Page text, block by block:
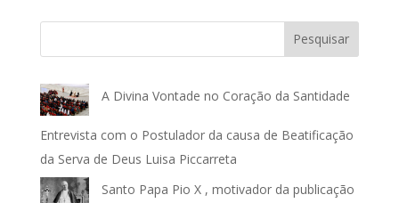
Pesquisar
A Divina Vontade no Coração da Santidade
Entrevista com o Postulador da causa de Beatificação
da Serva de Deus Luisa Piccarreta
Santo Papa Pio X , motivador da publicação